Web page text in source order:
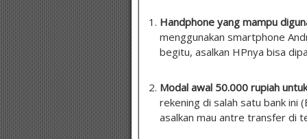
Handphone yang mampu
menggunakan smartphone
begitu, asalkan HPnya bisa
Modal awal 50.000 rupiah
rekening di salah satu bank ini
asalkan mau antre transfer di